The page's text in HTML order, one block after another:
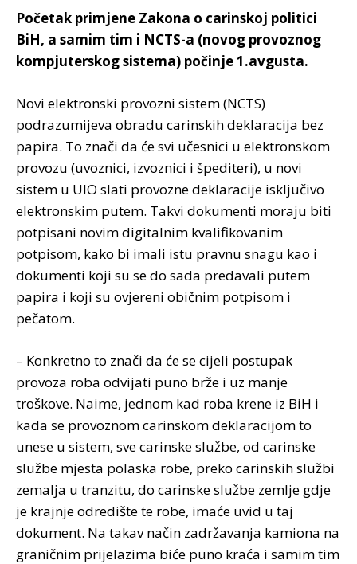
Početak primjene Zakona o carinskoj politici
BiH, a samim tim i NCTS-a (novog provoznog
kompjuterskog sistema) počinje 1.avgusta.
Novi elektronski provozni sistem (NCTS)
podrazumijeva obradu carinskih deklaracija bez
papira. To znači da će svi učesnici u elektronskom
provozu (uvoznici, izvoznici i špediteri), u novi
sistem u UIO slati provozne deklaracije isključivo
elektronskim putem. Takvi dokumenti moraju biti
potpisani novim digitalnim kvalifikovanim
potpisom, kako bi imali istu pravnu snagu kao i
dokumenti koji su se do sada predavali putem
papira i koji su ovjereni običnim potpisom i
pečatom.
– Konkretno to znači da će se cijeli postupak
provoza roba odvijati puno brže i uz manje
troškove. Naime, jednom kad roba krene iz BiH i
kada se provoznom carinskom deklaracijom to
unese u sistem, sve carinske službe, od carinske
službe mjesta polaska robe, preko carinskih službi
zemalja u tranzitu, do carinske službe zemlje gdje
je krajnje odredište te robe, imaće uvid u taj
dokument. Na takav način zadržavanja kamiona na
graničnim prijelazima biće puno kraća i samim tim